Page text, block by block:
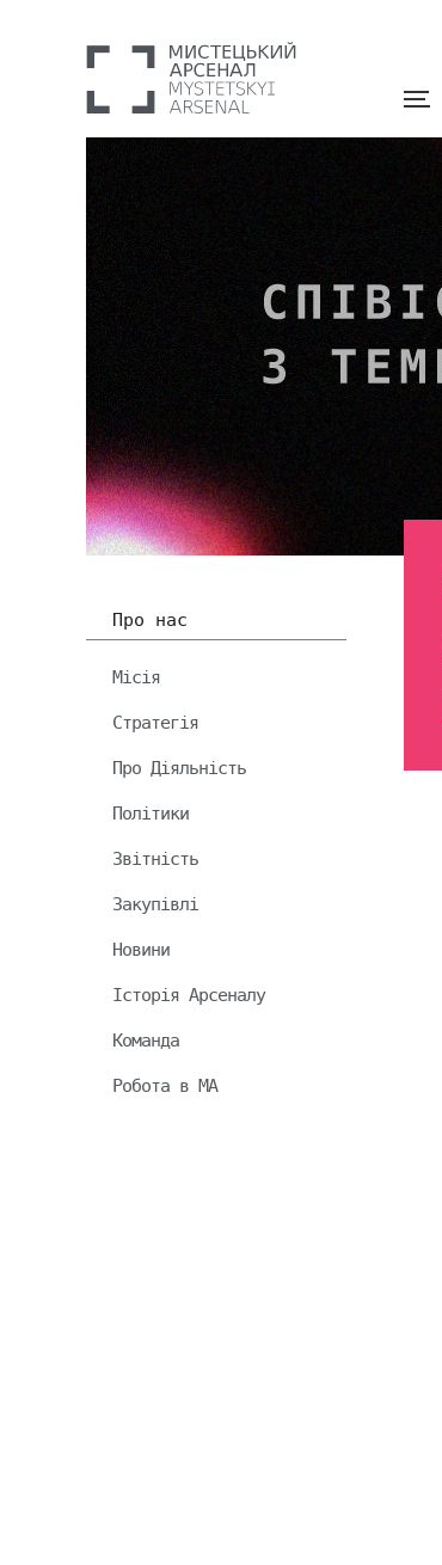
Про нас
Місія
Стратегія
Про Діяльність
Політики
Звітність
Закупівлі
Новини
Історія Арсеналу
Команда
Робота в МА